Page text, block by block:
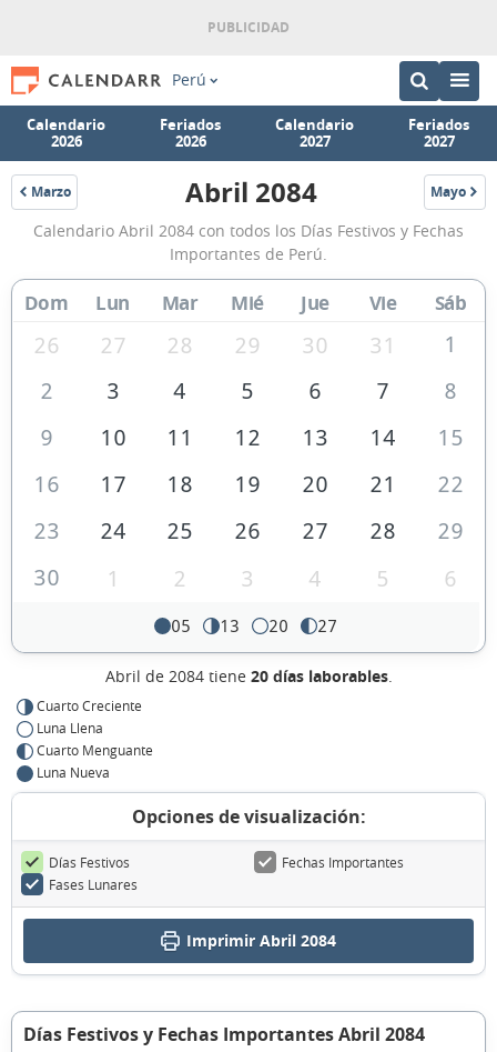
Perú
Calendario
2026
Feriados
2026
Calendario
2027
Feriados
2027
Marzo
2084
Calendario
Abril
2084
de
Perú
Abril 2084 Mayo
2084
Calendario Abril 2084 con todos los Días Festivos y Fechas
Importantes de Perú.
Dom Lun Mar Mié Jue Vie Sáb
26 27 28 29 30 31
1
2
3 4 5 6 7
8
9
10 11 12 13 14
15
16
17 18 19 20 21
22
23
24 25 26 27 28
29
30
1 2 3 4 5 6
05 13 20 27
Abril de 2084 tiene 20 días laborables.
Cuarto Creciente
Luna Llena
Cuarto Menguante
Luna Nueva
Opciones de visualización:
Días Festivos
Fechas Importantes
Fases Lunares
Imprimir Abril 2084
Días Festivos y Fechas Importantes Abril 2084